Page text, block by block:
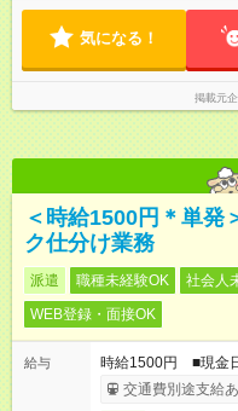
気になる！
掲載元
＜時給1500円＊単発
ク仕分け業務
派遣 職種未経験OK 社会人
WEB登録・面接OK
給与
時給1500円 ■現金
交通費別途支給